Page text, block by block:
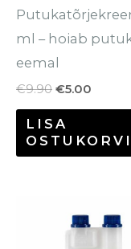
ml – hoiab
eemal
€9.90 €5.00
LISA
OSTUKORVI